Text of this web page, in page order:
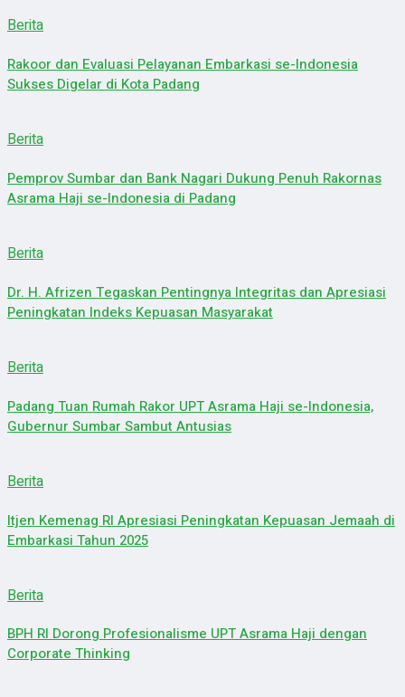
Berita
Rakoor dan Evaluasi Pelayanan Embarkasi se-Indonesia
Sukses Digelar di Kota Padang
Berita
Pemprov Sumbar dan Bank Nagari Dukung Penuh Rakornas
Asrama Haji se-Indonesia di Padang
Berita
Dr. H. Afrizen Tegaskan Pentingnya Integritas dan Apresiasi
Peningkatan Indeks Kepuasan Masyarakat
Berita
Padang Tuan Rumah Rakor UPT Asrama Haji se-Indonesia,
Gubernur Sumbar Sambut Antusias
Berita
Itjen Kemenag RI Apresiasi Peningkatan Kepuasan Jemaah di
Embarkasi Tahun 2025
Berita
BPH RI Dorong Profesionalisme UPT Asrama Haji dengan
Corporate Thinking